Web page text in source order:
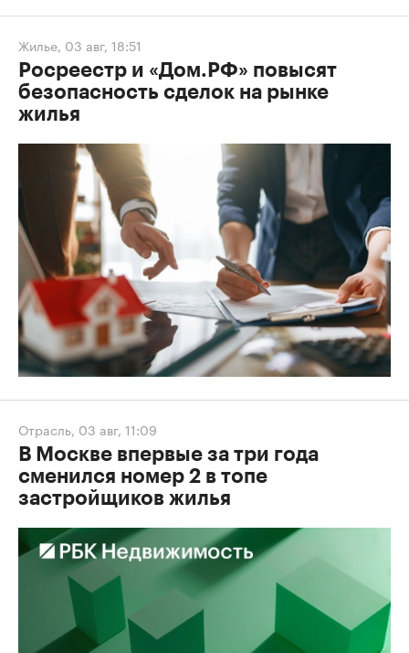
Жилье, 03 авг, 18:51
Росреестр и «Дом.РФ» повысят
безопасность сделок на рынке
жилья
Отрасль, 03 авг, 11:09
В Москве впервые за три года
сменился номер 2 в топе
застройщиков жилья